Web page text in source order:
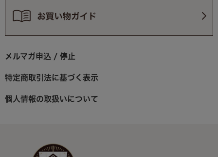
メルマガ申込 / 停止
特定商取引法に基づく表示
個人情報の取扱いについて